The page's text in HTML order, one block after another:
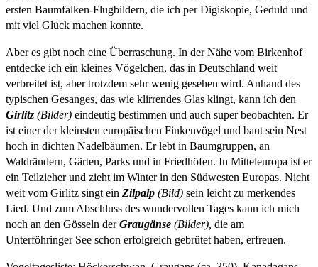
ersten Baumfalken-Flugbildern, die ich per Digiskopie, Geduld und
mit viel Glück machen konnte.
Aber es gibt noch eine Überraschung. In der Nähe vom Birkenhof
entdecke ich ein kleines Vögelchen, das in Deutschland weit
verbreitet ist, aber trotzdem sehr wenig gesehen wird. Anhand des
typischen Gesanges, das wie klirrendes Glas klingt, kann ich den
Girlitz (Bilder) eindeutig bestimmen und auch super beobachten. Er
ist einer der kleinsten europäischen Finkenvögel und baut sein Nest
hoch in dichten Nadelbäumen. Er lebt in Baumgruppen, an
Waldrändern, Gärten, Parks und in Friedhöfen. In Mitteleuropa ist er
ein Teilzieher und zieht im Winter in den Südwesten Europas. Nicht
weit vom Girlitz singt ein Zilpalp (Bild) sein leicht zu merkendes
Lied. Und zum Abschluss des wundervollen Tages kann ich mich
noch an den Gösseln derGraugänse (Bilder), die am
Unterföhringer See schon erfolgreich gebrütet haben, erfreuen.